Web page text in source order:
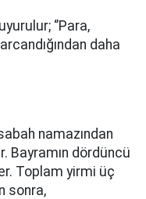
‘’Para,
daha
namazından
Bayramın dördüncü
Toplam yirmi üç
sonra,